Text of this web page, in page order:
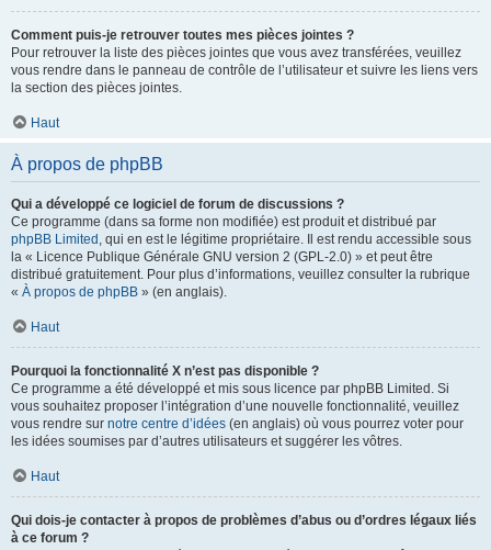
Comment puis-je retrouver toutes mes pièces jointes ?
Pour retrouver la liste des pièces jointes que vous avez transférées, veuillez
vous rendre dans le panneau de contrôle de l’utilisateur et suivre les liens vers
la section des pièces jointes.
Haut
À propos de phpBB
Qui a développé ce logiciel de forum de discussions ?
Ce programme (dans sa forme non modifiée) est produit et distribué par
phpBB Limited , qui en est le légitime propriétaire. Il est rendu accessible sous
la « Licence Publique Générale GNU version 2 (GPL-2.0) » et peut être
distribué gratuitement. Pour plus d’informations, veuillez consulter la rubrique
« À propos de phpBB » (en anglais).
Haut
Pourquoi la fonctionnalité X n’est pas disponible ?
Ce programme a été développé et mis sous licence par phpBB Limited. Si
vous souhaitez proposer l’intégration d’une nouvelle fonctionnalité, veuillez
vous rendre sur notre centre d’idées (en anglais) où vous pourrez voter pour
les idées soumises par d’autres utilisateurs et suggérer les vôtres.
Haut
Qui dois-je contacter à propos de problèmes d’abus ou d’ordres légaux liés
à ce forum ?